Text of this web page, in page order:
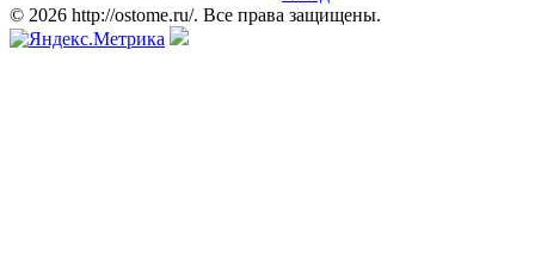
© 2026 http://ostome.ru/. Все права защищены.